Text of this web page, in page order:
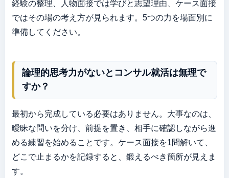
経験の整理、人物面接では学びと志望理由、ケース面接
ではその場の考え方が見られます。5つの力を場面別に
準備してください。
論理的思考力がないとコンサル就活は無理で
すか？
最初から完成している必要はありません。大事なのは、
曖昧な問いを分け、前提を置き、相手に確認しながら進
める練習を始めることです。ケース面接を1問解いて、
どこで止まるかを記録すると、鍛えるべき箇所が見えま
す。